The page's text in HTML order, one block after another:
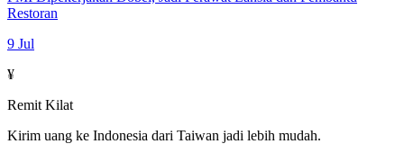
Restoran
9 Jul
¥
Remit Kilat
Kirim uang ke Indonesia dari Taiwan jadi lebih mudah.